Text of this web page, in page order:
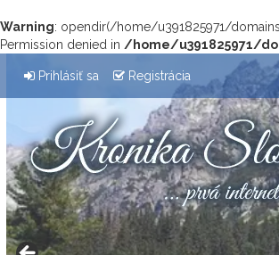
Warning: opendir(/home/u391825971/
Permission denied in /home/u391825971/
Prihlásiť sa Registrácia